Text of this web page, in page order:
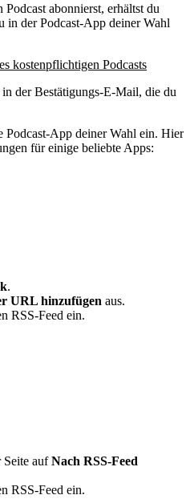
abonnierst, erhältst du
in der Podcast-App deiner Wahl
kostenpflichtigen Podcasts
der Bestätigungs-E-Mail, die du
Podcast-App deiner Wahl ein. Hier
für einige beliebte Apps:
.
URL hinzufügen aus.
RSS-Feed ein.
aufNach RSS-Feed
RSS-Feed ein.